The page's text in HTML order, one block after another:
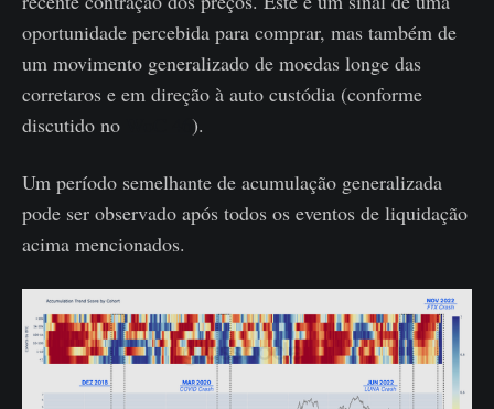
oportunidade percebida para comprar, mas também de
um movimento generalizado de moedas longe das
corretaros e em direção à auto custódia (conforme
discutido no
).
Um período semelhante de acumulação generalizada
pode ser observado após todos os eventos de liquidação
acima mencionados.